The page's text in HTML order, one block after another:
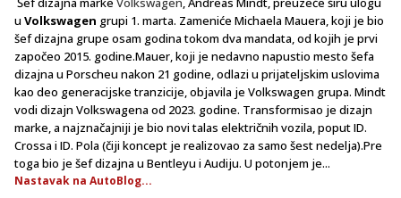
u Volkswagen grupi 1. marta. Zameniće Michaela Mauera, koji je bio
šef dizajna grupe osam godina tokom dva mandata, od kojih je prvi
započeo 2015. godine.Mauer, koji je nedavno napustio mesto šefa
dizajna u Porscheu nakon 21 godine, odlazi u prijateljskim uslovima
kao deo generacijske tranzicije, objavila je Volkswagen grupa. Mindt
vodi dizajn Volkswagena od 2023. godine. Transformisao je dizajn
marke, a najznačajniji je bio novi talas električnih vozila, poput ID.
Crossa i ID. Pola (čiji koncept je realizovao za samo šest nedelja).Pre
toga bio je šef dizajna u Bentleyu i Audiju. U potonjem je...
Nastavak na AutoBlog...